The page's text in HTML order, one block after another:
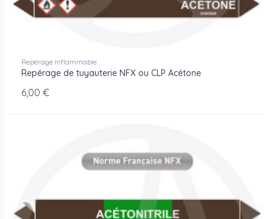
Repérage Inflammable
Repérage de tuyauterie NFX ou CLP Acétone
6,00 €